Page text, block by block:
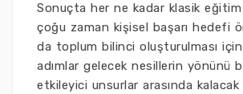
Sonuçta her ne kadar klasik
çoğu zaman kişisel başarı hedefi
da toplum bilinci oluşturulması için
adımlar gelecek nesillerin yönünü
etkileyici unsurlar arasında kalacak